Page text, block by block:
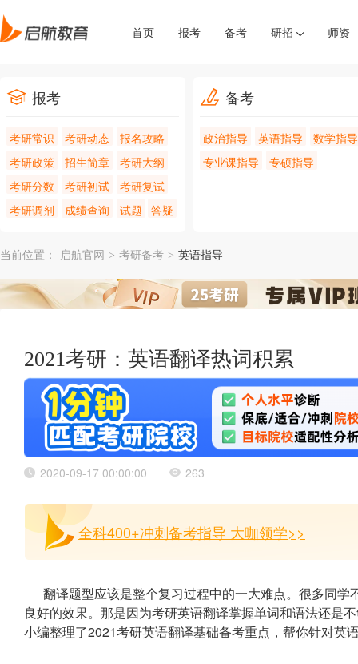
首页 报考 备考 研招 师资
报考
考研常识 考研动态
报名攻略
考研政策
招生简章
考研大纲
考研分数
考研初试
考研复试
考研调剂
成绩查询 试题 答疑
备考
政治指导 英语指导
数学指导
专业课指导
专硕指导
当前位置： 启航官网 > 考研备考 > 英语指导
2021考研：英语翻译热词积累
2020-09-17 00:00:00 263
全科400+冲刺备考指导 大咖领学>>
翻译题型应该是整个复习过程中的一大难点。很多同
良好的效果。那是因为考研英语翻译掌握单词和语法还是
小编整理了2021考研英语翻译基础备考重点，帮你针对英